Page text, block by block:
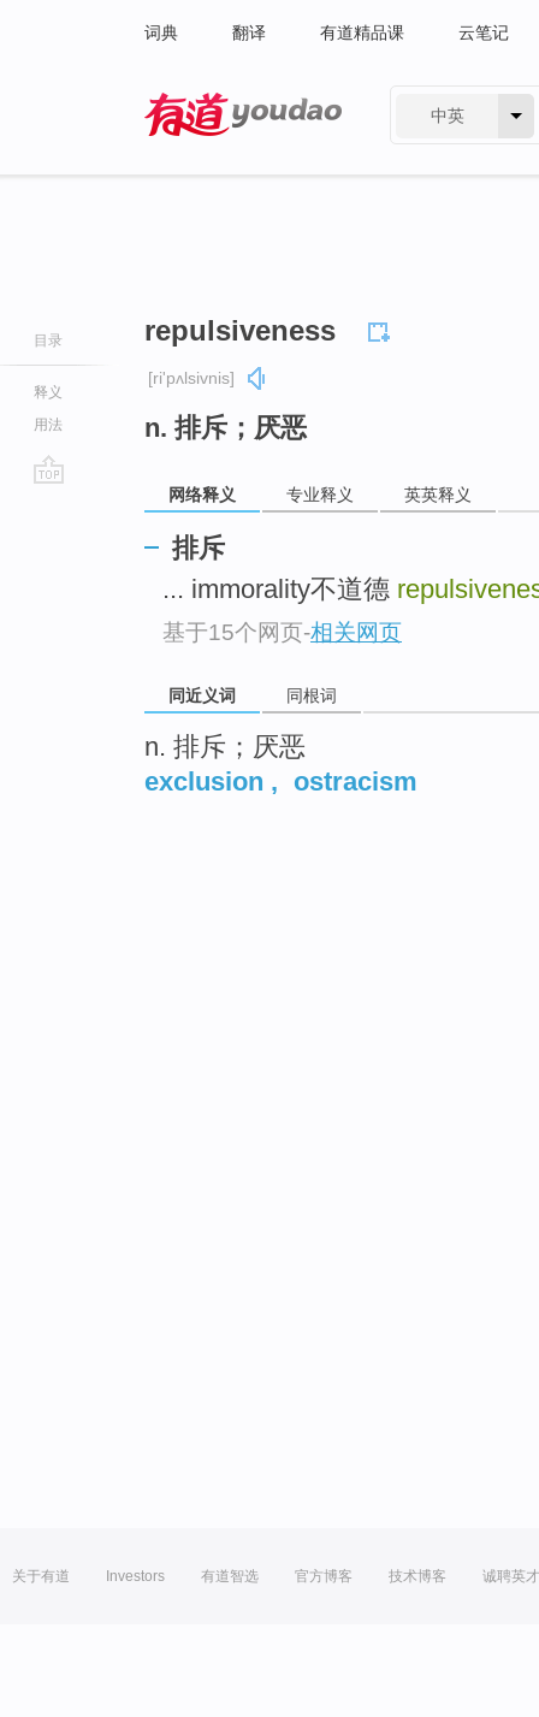
词典 翻译 有道精品课 云笔记
中英
目录
释义
用法
repulsiveness
[ri'pʌlsivnis]
n. 排斥；厌恶
网络释义 专业释义 英英释义
排斥
... immorality不道德
基于15个网页-相关网页
同近义词 同根词
n. 排斥；厌恶
exclusion , ostracism
关于有道 Investors 有道智选 官方博客 技术博客 诚聘英才